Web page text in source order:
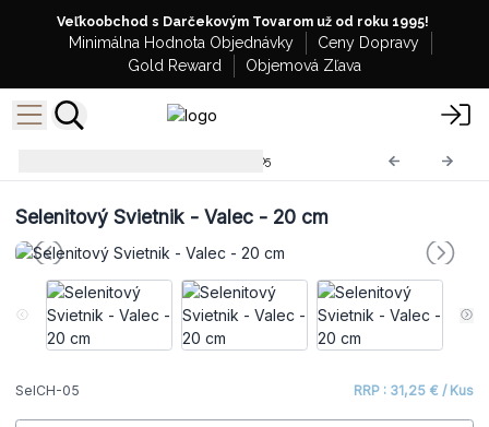
Veľkoobchod s Darčekovým Tovarom už od roku 1995!
Minimálna Hodnota Objednávky
Ceny Dopravy
Gold Reward
Objemová Zľava
SelCH-05
Selenitový Svietnik - Valec - 20 cm
SelCH-05 RRP : 31,25 € / Kus